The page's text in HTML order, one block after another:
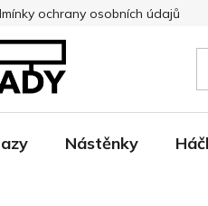
ochrany osobních údajů
Nástěnky